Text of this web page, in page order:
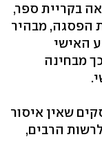
בקריית ספר,
הפסגה, מבהיר
האישי
מבחינה
שאין איסור
הרבים,